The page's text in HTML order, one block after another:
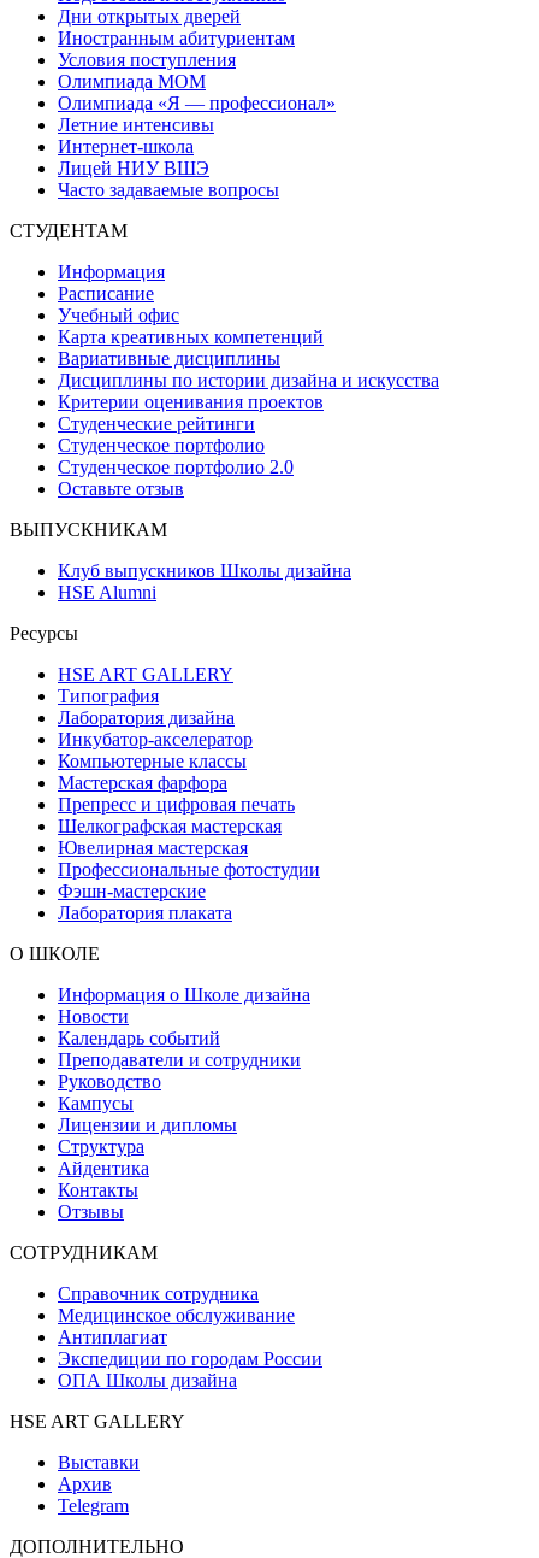
Дни открытых дверей
Иностранным абитуриентам
Условия поступления
Олимпиада МОМ
Олимпиада «Я — профессионал»
Летние интенсивы
Интернет-школа
Лицей НИУ ВШЭ
Часто задаваемые вопросы
СТУДЕНТАМ
Информация
Расписание
Учебный офис
Карта креативных компетенций
Вариативные дисциплины
Дисциплины по истории дизайна и искусства
Критерии оценивания проектов
Студенческие рейтинги
Студенческое портфолио
Студенческое портфолио 2.0
Оставьте отзыв
ВЫПУСКНИКАМ
Клуб выпускников Школы дизайна
HSE Alumni
Ресурсы
HSE ART GALLERY
Типография
Лаборатория дизайна
Инкубатор-акселератор
Компьютерные классы
Мастерская фарфора
Препресс и цифровая печать
Шелкографская мастерская
Ювелирная мастерская
Профессиональные фотостудии
Фэшн-мастерские
Лаборатория плаката
О ШКОЛЕ
Информация о Школе дизайна
Новости
Календарь событий
Преподаватели и сотрудники
Руководство
Кампусы
Лицензии и дипломы
Структура
Айдентика
Контакты
Отзывы
СОТРУДНИКАМ
Справочник сотрудника
Медицинское обслуживание
Антиплагиат
Экспедиции по городам России
ОПА Школы дизайна
HSE ART GALLERY
Выставки
Архив
Telegram
ДОПОЛНИТЕЛЬНО